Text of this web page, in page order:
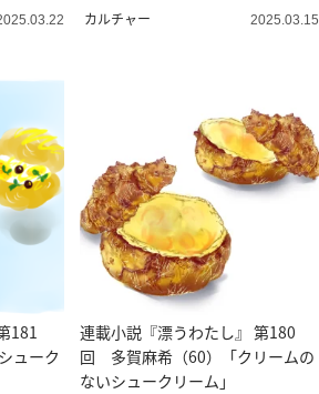
カルチャー 2025.03.15
181
ューク
連載小説『漂うわたし』 第180
回 多賀麻希（60）「クリームの
ないシュークリーム」